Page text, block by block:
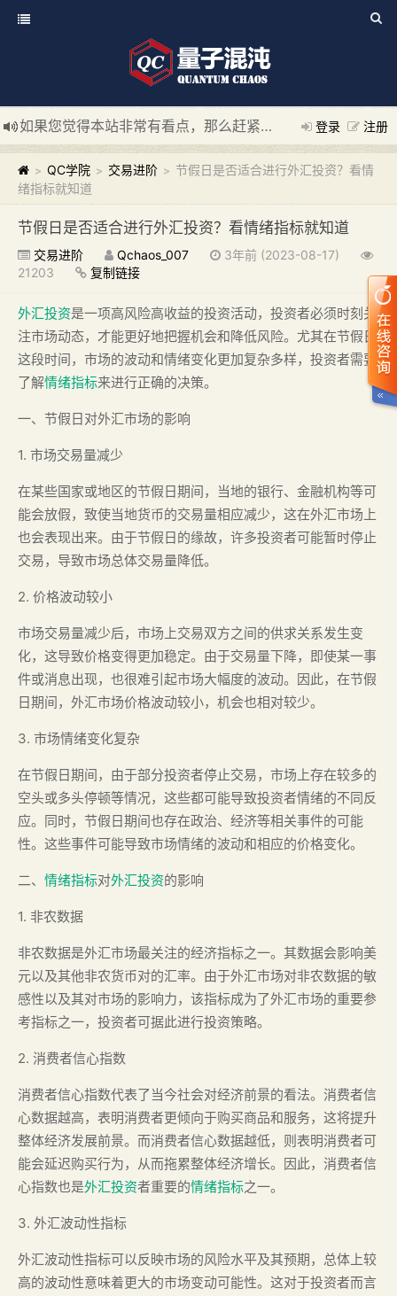
登录 注册
如果您觉得本站非常有看点，那么赶紧使用Ctrl+D 收藏我们吧
新添加量子混沌系统板块，欢迎大家访问！
---“量子混沌系
> QC学院 > 交易进阶 > 节假日是否适合进行外汇投资？看情
绪指标就知道
节假日是否适合进行外汇投资？看情绪指标就知道
交易进阶 Qchaos_007
3年前 (2023-08-17)
21203
复制链接
外汇投资是一项高风险高收益的投资活动，投资者必须时刻关
注市场动态，才能更好地把握机会和降低风险。尤其在节假日
这段时间，市场的波动和情绪变化更加复杂多样，投资者需要
了解情绪指标来进行正确的决策。
一、节假日对外汇市场的影响
1. 市场交易量减少
在某些国家或地区的节假日期间，当地的银行、金融机构等可
能会放假，致使当地货币的交易量相应减少，这在外汇市场上
也会表现出来。由于节假日的缘故，许多投资者可能暂时停止
交易，导致市场总体交易量降低。
2. 价格波动较小
市场交易量减少后，市场上交易双方之间的供求关系发生变
化，这导致价格变得更加稳定。由于交易量下降，即使某一事
件或消息出现，也很难引起市场大幅度的波动。因此，在节假
日期间，外汇市场价格波动较小，机会也相对较少。
3. 市场情绪变化复杂
在节假日期间，由于部分投资者停止交易，市场上存在较多的
空头或多头停顿等情况，这些都可能导致投资者情绪的不同反
应。同时，节假日期间也存在政治、经济等相关事件的可能
性。这些事件可能导致市场情绪的波动和相应的价格变化。
二、 情绪指标对外汇投资的影响
1. 非农数据
非农数据是外汇市场最关注的经济指标之一。其数据会影响美
元以及其他非农货币对的汇率。由于外汇市场对非农数据的敏
感性以及其对市场的影响力，该指标成为了外汇市场的重要参
考指标之一，投资者可据此进行投资策略。
2. 消费者信心指数
消费者信心指数代表了当今社会对经济前景的看法。消费者信
心数据越高，表明消费者更倾向于购买商品和服务，这将提升
整体经济发展前景。而消费者信心数据越低，则表明消费者可
能会延迟购买行为，从而拖累整体经济增长。因此，消费者信
心指数也是外汇投资者重要的情绪指标之一。
3. 外汇波动性指标
外汇波动性指标可以反映市场的风险水平及其预期，总体上较
高的波动性意味着更大的市场变动可能性。这对于投资者而言